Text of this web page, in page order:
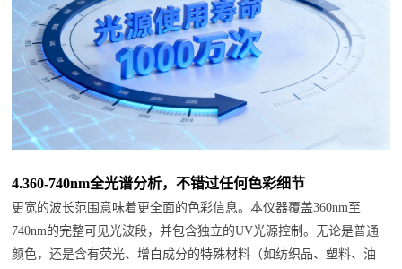
4.360-740nm全光谱分析，不错过任何色彩细节
更宽的波长范围意味着更全面的色彩信息。本仪器覆盖360nm至
740nm的完整可见光波段，并包含独立的UV光源控制。无论是普通
颜色，还是含有荧光、增白成分的特殊材料（如纺织品、塑料、油